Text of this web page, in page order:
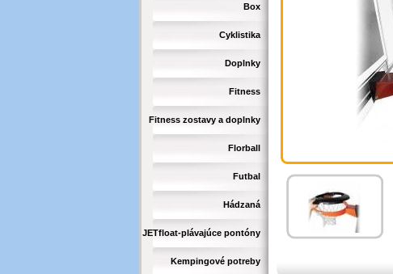
Box
Cyklistika
Doplnky
Fitness
Fitness zostavy a doplnky
Florball
Futbal
Hádzaná
JETfloat-plávajúce pontóny
Kempingové potreby